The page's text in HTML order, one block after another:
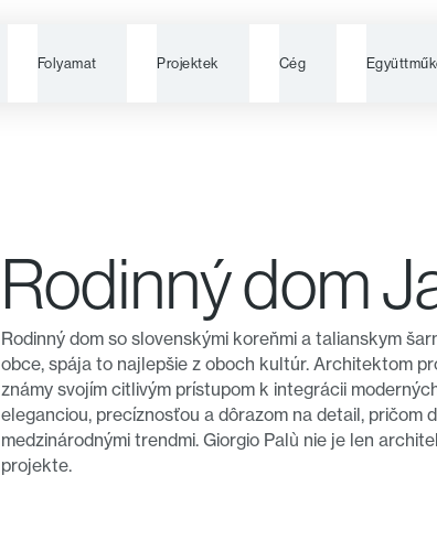
Folyamat Projektek Cég
Rodinný dom
Rodinný dom so slovenskými koreňmi a talianskym
obce, spája to najlepšie z oboch kultúr. Architektom
známy svojím citlivým prístupom k integrácii
eleganciou, precíznosťou a dôrazom na detail,
medzinárodnými trendmi. Giorgio Palù nie je len
projekte.